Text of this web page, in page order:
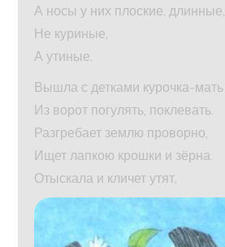
А носы у них плоские, длинные,
Не куриные,
А утиные.
Вышла с детками курочка-мать
Из ворот погулять, поклевать.
Разгребает землю проворно,
Ищет лапкою крошки и зёрна.
Отыскала и кличет утят,